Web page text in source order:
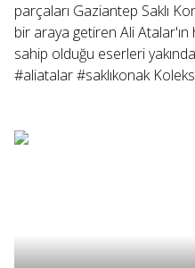
parçaları Gaziantep Saklı
bir araya getiren Ali
sahip olduğu eserleri
#aliatalar #saklıkonak